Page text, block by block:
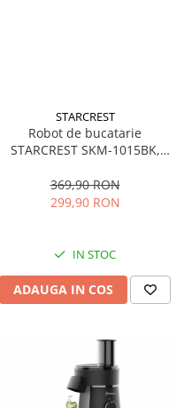
STARCREST
Robot de bucatarie
STARCREST SKM-1015BK,
Accesorii, 10 Viteze + Pulse,
Negru
369,90 RON
299,90 RON
IN STOC
ADAUGA IN COS